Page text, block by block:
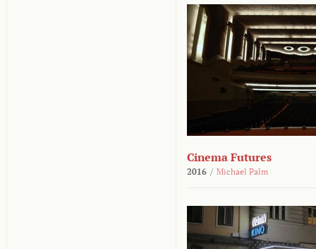
Cinema Futures
2016 / Michael Palm